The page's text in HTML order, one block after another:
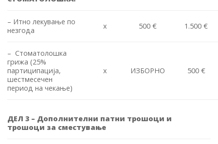
– Итно лекување по
незгода
x 500 € 1.500 €
– Стоматолошка
грижа (25%
партиципација,
шестмесечен
период на чекање)
x ИЗБОРНО 500 €
ДЕЛ 3 – Дополнителни патни трошоци и
трошоци за сместување